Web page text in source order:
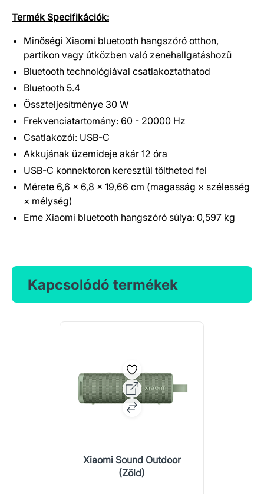
Termék Specifikációk:
Minőségi Xiaomi bluetooth hangszóró otthon,
partikon vagy útközben való zenehallgatáshozű
Bluetooth technológiával csatlakoztathatod
Bluetooth 5.4
Összteljesítménye 30 W
Frekvenciatartomány: 60 - 20000 Hz
Csatlakozói: USB-C
Akkujának üzemideje akár 12 óra
USB-C konnektoron keresztül töltheted fel
Mérete 6,6 × 6,8 × 19,66 cm (magasság × szélesség
× mélység)
Eme Xiaomi bluetooth hangszóró súlya: 0,597 kg
Kapcsolódó termékek
Xiaomi Sound Outdoor
(Zöld)